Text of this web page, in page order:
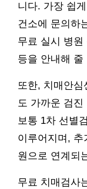
니다. 가장 쉽
건소에 문의하
무료 실시 병원
등을 안내해 줄
또한, 치매안심
도 가까운 검
보통 1차 선별
이루어지며, 추
원으로 연계되
무료 치매검사